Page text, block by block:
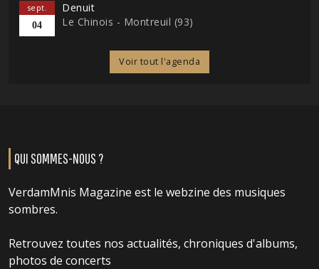
sept.
04
Denuit
Le Chinois - Montreuil (93)
Voir tout l'agenda
QUI SOMMES-NOUS ?
VerdamMnis Magazine est le webzine des musiques
sombres.
Retrouvez toutes nos actualités, chroniques d'albums,
photos de concerts